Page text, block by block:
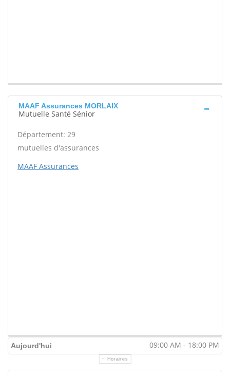
MAAF Assurances MORLAIX
Mutuelle Santé Sénior
Département: 29
mutuelles d'assurances
MAAF Assurances
Aujourd'hui 09:00 AM - 18:00 PM
Horaires